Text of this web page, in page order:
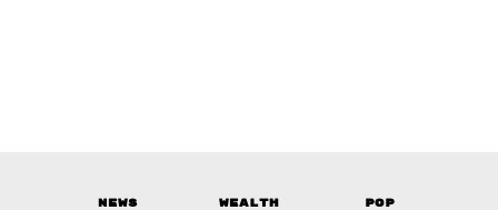
News Wealth
Pop